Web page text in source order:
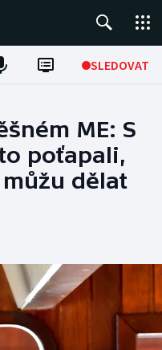
SLEDOVAT
ME: S
poťapali,
dělat